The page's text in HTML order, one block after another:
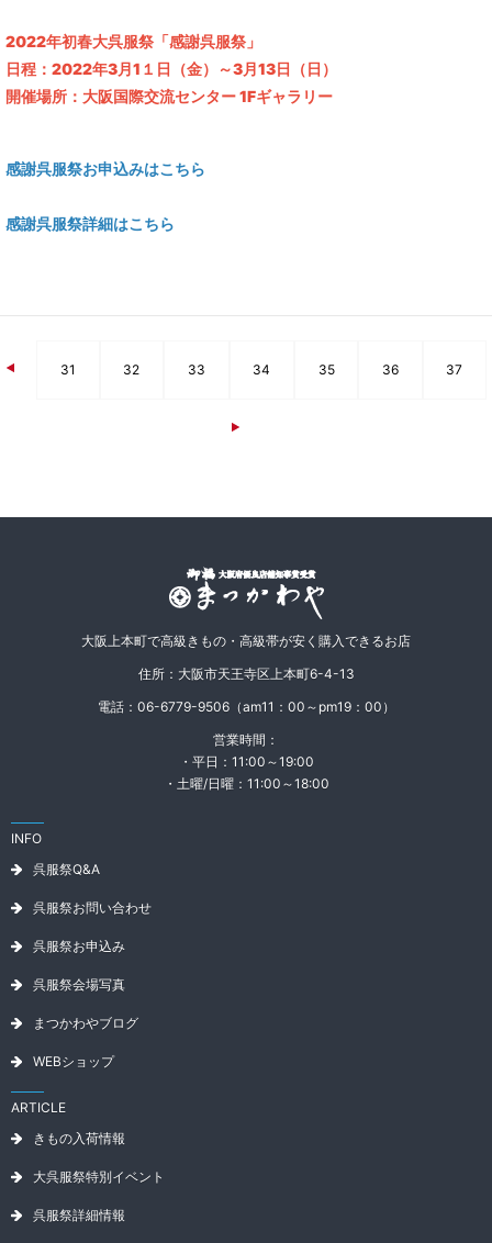
2022年初春大呉服祭「感謝呉服祭」
日程：2022年3月1１日（金）～3月13日（日）
開催場所：大阪国際交流センター 1Fギャラリー
感謝呉服祭お申込みはこちら
感謝呉服祭詳細はこちら
31 32 33 34 35 36 37
大阪上本町で高級きもの・高級帯が安く購入できるお店
住所：大阪市天王寺区上本町6-4-13
電話：06-6779-9506（am11：00～pm19：00）
営業時間：
・平日：11:00～19:00
・土曜/日曜：11:00～18:00
INFO
呉服祭Q&A
呉服祭お問い合わせ
呉服祭お申込み
呉服祭会場写真
まつかわやブログ
WEBショップ
ARTICLE
きもの入荷情報
大呉服祭特別イベント
呉服祭詳細情報